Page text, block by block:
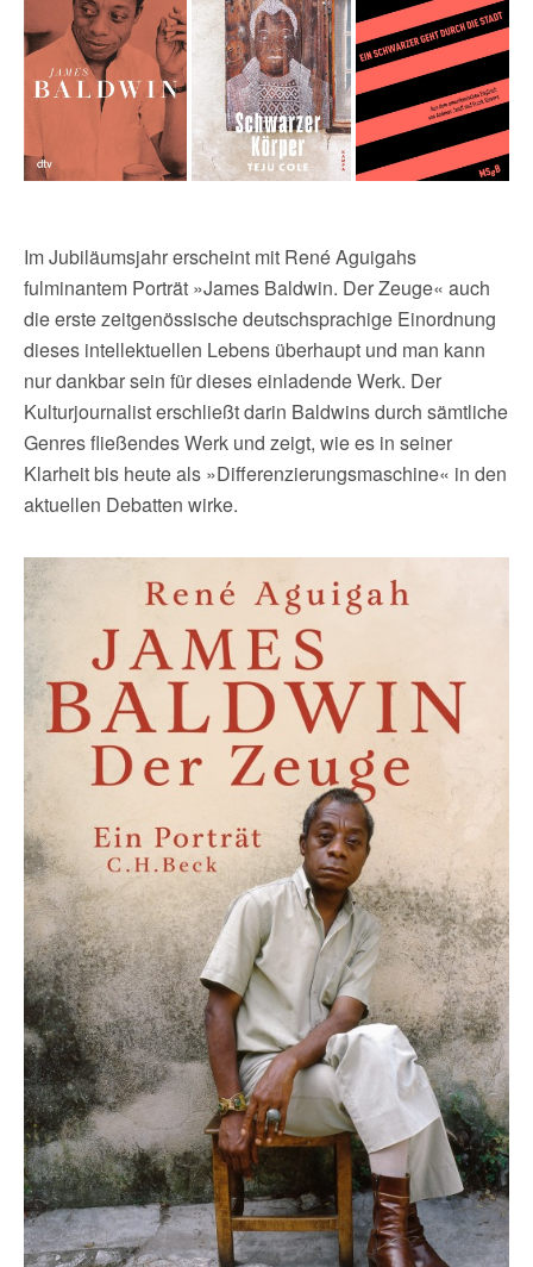
Im Jubiläumsjahr erscheint mit René Aguigahs
fulminantem Porträt »James Baldwin. Der Zeuge« auch
die erste zeitgenössische deutschsprachige Einordnung
dieses intellektuellen Lebens überhaupt und man kann
nur dankbar sein für dieses einladende Werk. Der
Kulturjournalist erschließt darin Baldwins durch sämtliche
Genres fließendes Werk und zeigt, wie es in seiner
Klarheit bis heute als »Differenzierungsmaschine« in den
aktuellen Debatten wirke.